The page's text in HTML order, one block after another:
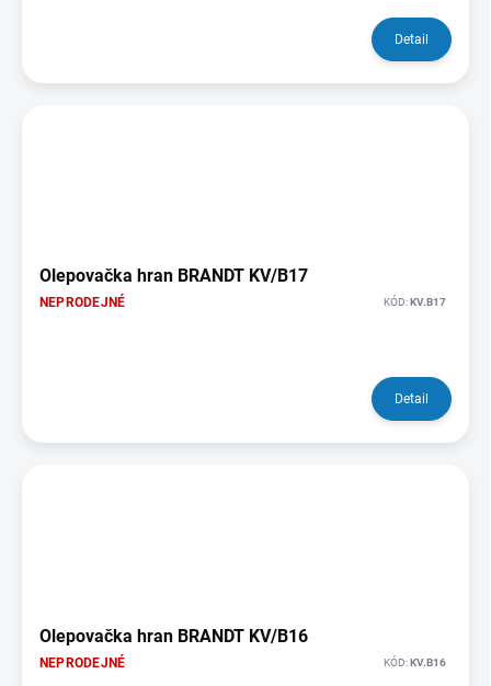
Detail
Olepovačka hran BRANDT KV/B17
NEPRODEJNÉ KÓD:KV.B17
Detail
Olepovačka hran BRANDT KV/B16
NEPRODEJNÉ KÓD:KV.B16